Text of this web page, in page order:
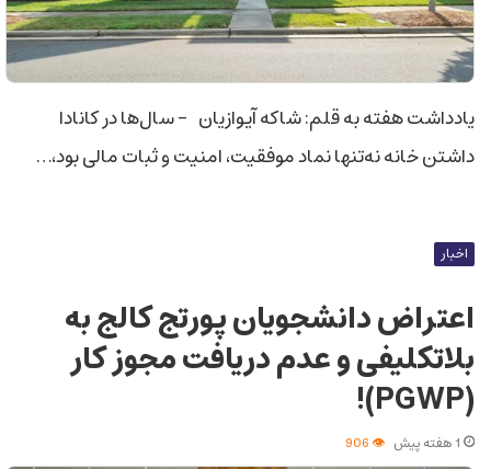
یادداشت هفته به قلم: شاکه آیوازیان – سال‌ها در کانادا
داشتن خانه نه‌تنها نماد موفقیت، امنیت و ثبات مالی بود،…
اخبار
اعتراض دانشجویان پورتج کالج به
بلاتکلیفی و عدم دریافت مجوز کار
(PGWP)!
1 هفته پیش